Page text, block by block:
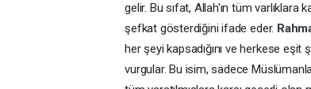
gelir. Bu sıfat, Allah'ın tüm varlıklara
şefkat gösterdiğini ifade eder.
her şeyi kapsadığını ve herkese
vurgular. Bu isim, sadece